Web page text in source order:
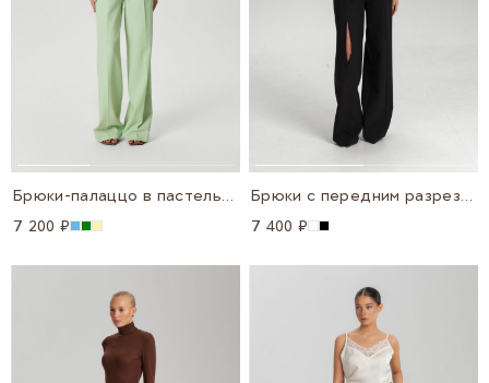
Брюки-палаццо в пастельных цветах
7 200 ₽
Брюки с передним разрезом
7 400 ₽